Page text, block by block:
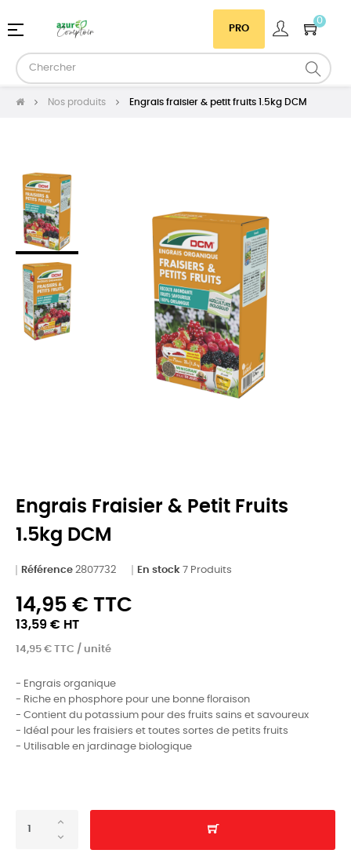
PRO
0
Basculer
navigation
☰
Nos produits Engrais fraisier & petit fruits 1.5kg DCM
Engrais Fraisier & Petit Fruits
1.5kg DCM
Référence 2807732 En stock 7 Produits
14,95 € TTC
13,59 € HT
14,95 € TTC / unité
- Engrais organique
- Riche en phosphore pour une bonne floraison
- Contient du potassium pour des fruits sains et savoureux
- Idéal pour les fraisiers et toutes sortes de petits fruits
- Utilisable en jardinage biologique